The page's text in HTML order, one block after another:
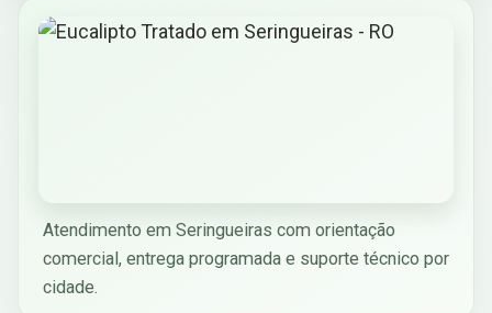
Atendimento em Seringueiras com orientação
comercial, entrega programada e suporte técnico por
cidade.